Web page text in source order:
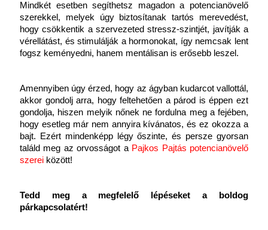
Mindkét esetben segíthetsz magadon a potencianövelő
szerekkel, melyek úgy biztosítanak tartós merevedést,
hogy csökkentik a szervezeted stressz-szintjét, javítják a
vérellátást, és stimulálják a hormonokat, így nemcsak lent
fogsz keményedni, hanem mentálisan is erősebb leszel.
Amennyiben úgy érzed, hogy az ágyban kudarcot vallottál,
akkor gondolj arra, hogy feltehetően a párod is éppen ezt
gondolja, hiszen melyik nőnek ne fordulna meg a fejében,
hogy esetleg már nem annyira kívánatos, és ez okozza a
bajt. Ezért mindenképp légy őszinte, és persze gyorsan
találd meg az orvosságot a Pajkos Pajtás potencianövelő
szerei között!
Tedd meg a megfelelő lépéseket a boldog
párkapcsolatért!